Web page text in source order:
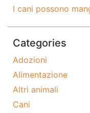
I cani possono
Categories
Adozioni
Alimentazione
Altri animali
Cani